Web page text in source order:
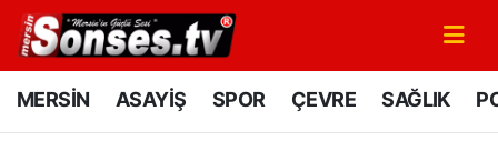
MERSİN ASAYİŞ SPOR ÇEVRE SAĞLIK
MERSİN
Mersin Nöbetçi Eczaneler